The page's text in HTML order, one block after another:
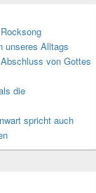
unseres Alltags
von Gottes
die
spricht auch